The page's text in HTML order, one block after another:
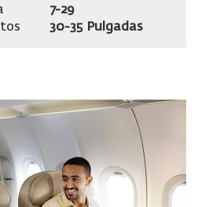
7-29
30-35 Pulgadas